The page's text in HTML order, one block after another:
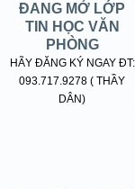
ĐANG MỞ LỚP
TIN HỌC VĂN
PHÒNG
HÃY ĐĂNG KÝ NGAY ĐT:
093.717.9278 ( THẦY
DÂN)